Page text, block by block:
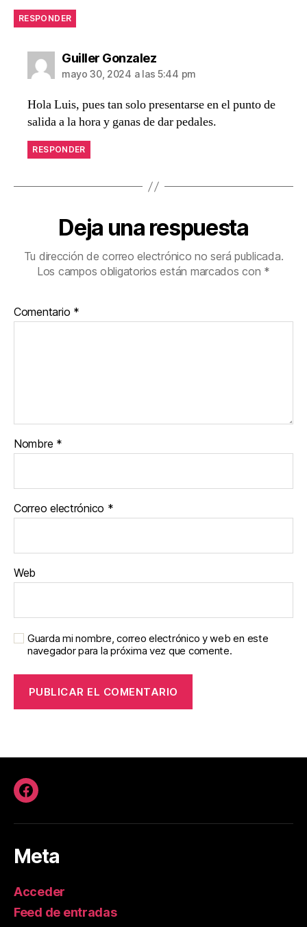
RESPONDER
Guiller Gonzalezdice:
mayo 30, 2024 a las 5:44 pm
Hola Luis, pues tan solo presentarse en el punto de
salida a la hora y ganas de dar pedales.
RESPONDER
Deja una respuesta
Tu dirección de correo electrónico no será publicada.
Los campos obligatorios están marcados con *
Comentario *
Nombre *
Correo electrónico *
Web
Guarda mi nombre, correo electrónico y web en este
navegador para la próxima vez que comente.
Facebook
Meta
Acceder
Feed de entradas